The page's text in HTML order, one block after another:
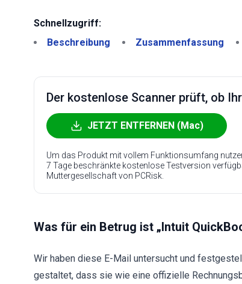
Schnellzugriff:
Beschreibung
Zusammenfassung
Der kostenlose Scanner prüft, ob
JETZT ENTFERNEN (Mac)
Um das Produkt mit vollem Funktionsumfang
7 Tage beschränkte kostenlose Testversion
Muttergesellschaft von PCRisk.
Was für ein Betrug ist „Intuit
Wir haben diese E-Mail untersucht und
gestaltet, dass sie wie eine offizielle